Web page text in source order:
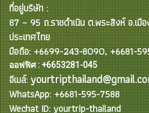
ที่อยู่บริษัท :
87 – 95 ถ.ราชดำเนิน ต.พระสิงห์ อ.เมื
ประเทศไทย
มือถือ: +6699-243-8090, +6681-
ออฟฟิศ : +6653281-045
อีเมล์:
WhatsApp: +6681-595-7588
Wechat ID: yourtrip-thailand